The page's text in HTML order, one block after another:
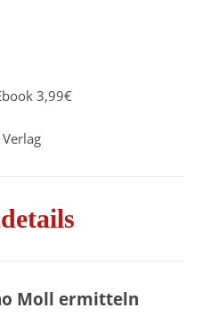
3,99€
Moll ermitteln